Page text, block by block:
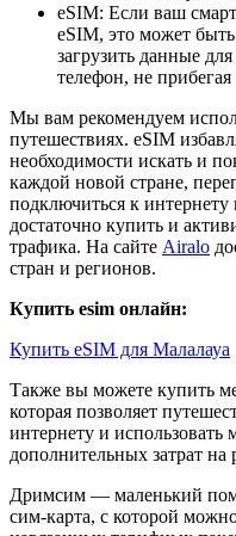
eSIM: Если ваш
eSIM, это может
загрузить данные
телефон, не
Мы вам рекомендуем
путешествиях. eSIM
необходимости искать и
каждой новой стране,
подключиться к интернету
достаточно купить и
трафика. На сайте Airalo
стран и регионов.
Купить esim онлайн:
Купить eSIM для Малалауа
Также вы можете купить
которая позволяет
интернету и
дополнительных затрат на
Дримсим — маленький
сим-карта, с которой